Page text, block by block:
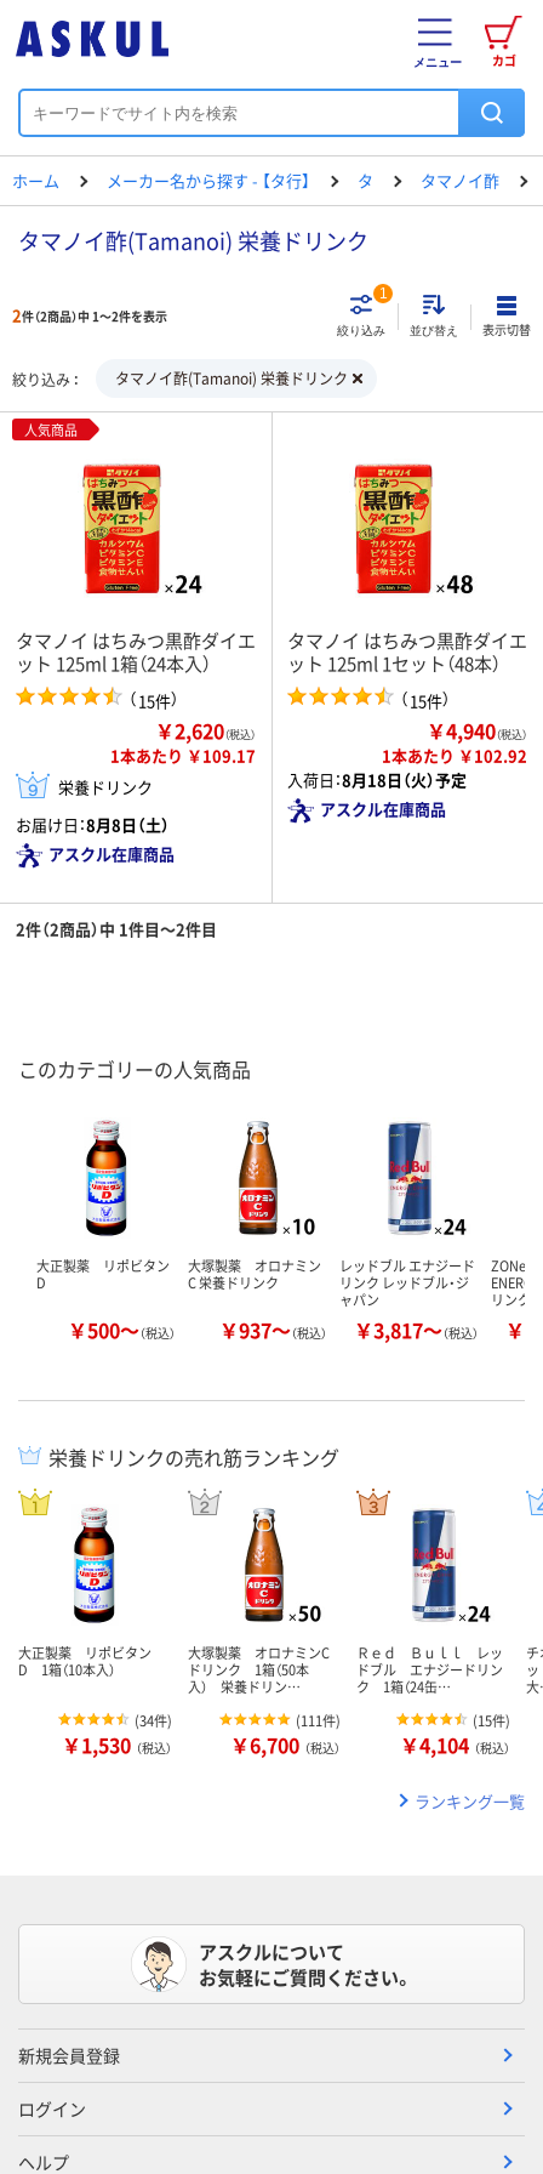
カゴ
メニュー
ホーム メーカー名から探す - 【タ行】 タ タマノイ酢
タマノイ酢(Tamanoi) 栄養ドリンク
2件（2商品）中 1～2件を表示
絞り込み
1
並び替え 表示切替
絞り込み タマノイ酢(Tamanoi) 栄養ドリンク
人気商品
タマノイ はちみつ黒酢ダイエ
ット 125ml 1箱（24本入）
（15件）
￥2,620（税込）
1本あたり ￥109.17
栄養ドリンク
お届け日：8月8日（土）
アスクル在庫商品
タマノイ はちみつ黒酢ダイエ
ット 125ml 1セット（48本）
（15件）
￥4,940（税込）
1本あたり ￥102.92
入荷日：8月18日（火）予定
アスクル在庫商品
2件（2商品）中 1件目～2件目
このカテゴリーの人気商品
大正製薬 リポビタン
D
￥500～（税込）
大塚製薬 オロナミン
C 栄養ドリンク
￥937～（税込）
レッドブル エナジード
リンク レッドブル・ジ
ャパン
￥3,817～（税込）
ZONe（
リンク
￥
栄養ドリンクの売れ筋ランキング
大正製薬 リポビタン
D 1箱（10本入）
(34件)
￥1,530 （税込）
大塚製薬 オロナミンC
ドリンク 1箱（50本
入） 栄養ドリン…
(111件)
￥6,700 （税込）
Ｒｅｄ Ｂｕｌｌ レッ
ドブル エナジードリン
ク 1箱（24缶…
(15件)
￥4,104 （税込）
ランキング一覧
アスクルについて
お気軽にご質問ください。
新規会員登録
ログイン
ヘルプ